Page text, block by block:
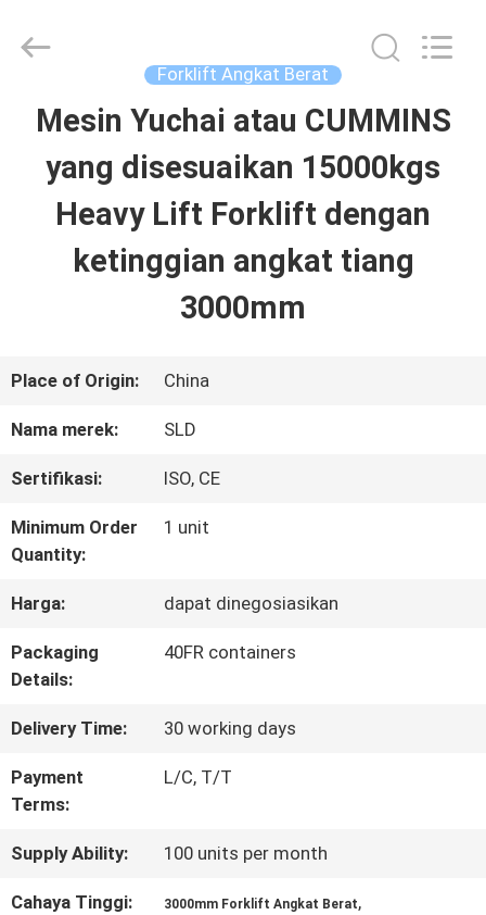
RUMAH
PRODUK
TENTANG
KONTROL
SITEMAP
PRIVACY
POLICY
Development
Forklift Angkat Berat
Mesin Yuchai atau CUMMINS
yang disesuaikan 15000kgs
Heavy Lift Forklift dengan
ketinggian angkat tiang
3000mm
Place of Origin: China
Nama merek: SLD
Sertifikasi: ISO, CE
Minimum Order
Quantity:
1 unit
Harga: dapat dinegosiasikan
Packaging
Details:
40FR containers
Delivery Time: 30 working days
Payment
Terms:
L/C, T/T
Supply Ability: 100 units per month
Cahaya Tinggi: 3000mm Forklift Angkat Berat,